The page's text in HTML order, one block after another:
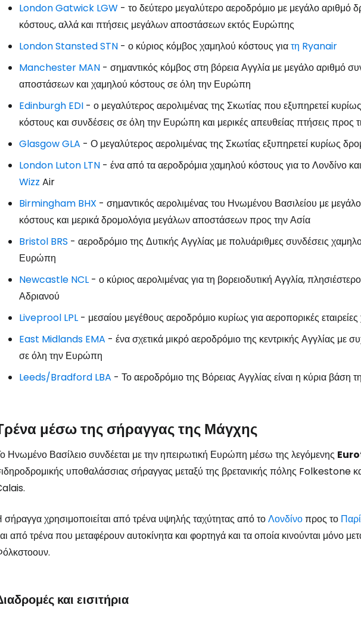
London Gatwick LGW - το δεύτερο μεγαλύτερο αεροδρόμιο με μεγάλο αριθμό
κόστους, αλλά και πτήσεις μεγάλων αποστάσεων εκτός Ευρώπης
London Stansted STN - ο κύριος κόμβος χαμηλού κόστους γιατη Ryanair
Manchester MAN - σημαντικός κόμβος στη βόρεια Αγγλία με μεγάλο αριθμό
αποστάσεων και χαμηλού κόστους σε όλη την Ευρώπη
Edinburgh EDI - ο μεγαλύτερος αερολιμένας της Σκωτίας που εξυπηρετεί
κόστους και συνδέσεις σε όλη την Ευρώπη και μερικές απευθείας πτήσεις προς
Glasgow GLA - Ο μεγαλύτερος αερολιμένας της Σκωτίας εξυπηρετεί κυρίως
London Luton LTN - ένα από τα αεροδρόμια χαμηλού κόστους για το Λονδίνο
Wizz Air
Birmingham BHX - σημαντικός αερολιμένας του Ηνωμένου Βασιλείου με
κόστους και μερικά δρομολόγια μεγάλων αποστάσεων προς την Ασία
Bristol BRS - αεροδρόμιο της Δυτικής Αγγλίας με πολυάριθμες συνδέσεις
Ευρώπη
Newcastle NCL - ο κύριος αερολιμένας για τη βορειοδυτική Αγγλία,
Αδριανού
Liveprool LPL - μεσαίου μεγέθους αεροδρόμιο κυρίως για αεροπορικές
East Midlands EMA - ένα σχετικά μικρό αεροδρόμιο της κεντρικής Αγγλίας με
σε όλη την Ευρώπη
Leeds/Bradford LBA - Το αεροδρόμιο της Βόρειας Αγγλίας είναι η κύρια βάση
μέσω της σήραγγας της Μάγχης
Ηνωμένο Βασίλειο συνδέεται με την ηπειρωτική Ευρώπη μέσω της λεγόμενης
υποθαλάσσιας σήραγγας μεταξύ της βρετανικής πόλης Folkestone
σήραγγα χρησιμοποιείται από τρένα υψηλής ταχύτητας από τοΛονδίνοπρος το
από τρένα που μεταφέρουν αυτοκίνητα και φορτηγά και τα οποία κινούνται μόνο
και εισιτήρια
Συνεχίστε με το Facebook
Συνεχίστε με email